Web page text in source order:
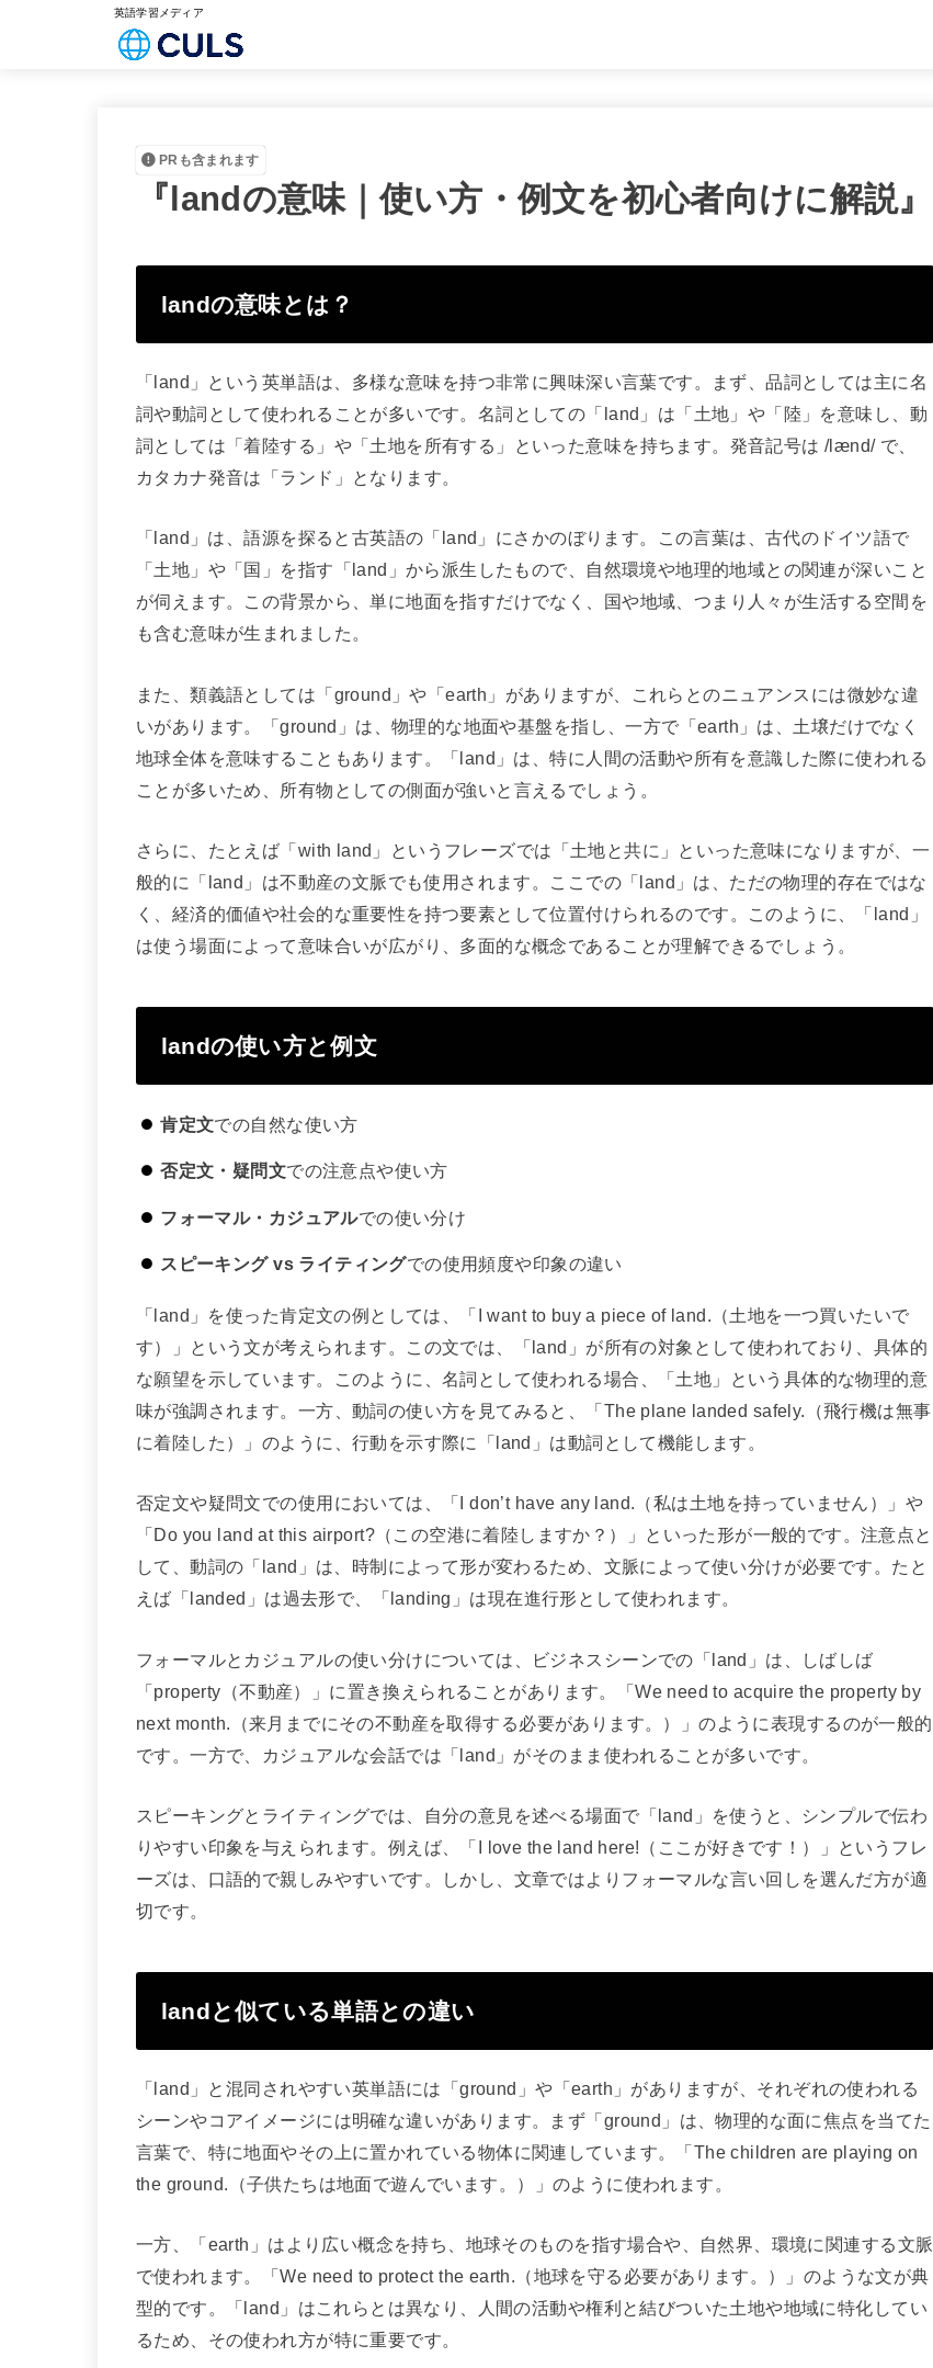
英語学習メディア
PRも含まれます
『landの意味｜使い方・例文を初心者向けに解説』
landの意味とは？
「land」という英単語は、多様な意味を持つ非常に興味深い言葉です。まず、品詞としては主に名
詞や動詞として使われることが多いです。名詞としての「land」は「土地」や「陸」を意味し、動
詞としては「着陸する」や「土地を所有する」といった意味を持ちます。発音記号は /lænd/ で、
カタカナ発音は「ランド」となります。
「land」は、語源を探ると古英語の「land」にさかのぼります。この言葉は、古代のドイツ語で
「土地」や「国」を指す「land」から派生したもので、自然環境や地理的地域との関連が深いこと
が伺えます。この背景から、単に地面を指すだけでなく、国や地域、つまり人々が生活する空間を
も含む意味が生まれました。
また、類義語としては「ground」や「earth」がありますが、これらとのニュアンスには微妙な違
いがあります。「ground」は、物理的な地面や基盤を指し、一方で「earth」は、土壌だけでなく
地球全体を意味することもあります。「land」は、特に人間の活動や所有を意識した際に使われる
ことが多いため、所有物としての側面が強いと言えるでしょう。
さらに、たとえば「with land」というフレーズでは「土地と共に」といった意味になりますが、一
般的に「land」は不動産の文脈でも使用されます。ここでの「land」は、ただの物理的存在ではな
く、経済的価値や社会的な重要性を持つ要素として位置付けられるのです。このように、「land」
は使う場面によって意味合いが広がり、多面的な概念であることが理解できるでしょう。
landの使い方と例文
肯定文での自然な使い方
否定文・疑問文での注意点や使い方
フォーマル・カジュアルでの使い分け
スピーキング vs ライティングでの使用頻度や印象の違い
「land」を使った肯定文の例としては、「I want to buy a piece of land.（土地を一つ買いたいで
す）」という文が考えられます。この文では、「land」が所有の対象として使われており、具体的
な願望を示しています。このように、名詞として使われる場合、「土地」という具体的な物理的意
味が強調されます。一方、動詞の使い方を見てみると、「The plane landed safely.（飛行機は無事
に着陸した）」のように、行動を示す際に「land」は動詞として機能します。
否定文や疑問文での使用においては、「I don’t have any land.（私は土地を持っていません）」や
「Do you land at this airport?（この空港に着陸しますか？）」といった形が一般的です。注意点と
して、動詞の「land」は、時制によって形が変わるため、文脈によって使い分けが必要です。たと
えば「landed」は過去形で、「landing」は現在進行形として使われます。
フォーマルとカジュアルの使い分けについては、ビジネスシーンでの「land」は、しばしば
「property（不動産）」に置き換えられることがあります。「We need to acquire the property by
next month.（来月までにその不動産を取得する必要があります。）」のように表現するのが一般的
です。一方で、カジュアルな会話では「land」がそのまま使われることが多いです。
スピーキングとライティングでは、自分の意見を述べる場面で「land」を使うと、シンプルで伝わ
りやすい印象を与えられます。例えば、「I love the land here!（ここが好きです！）」というフレ
ーズは、口語的で親しみやすいです。しかし、文章ではよりフォーマルな言い回しを選んだ方が適
切です。
landと似ている単語との違い
「land」と混同されやすい英単語には「ground」や「earth」がありますが、それぞれの使われる
シーンやコアイメージには明確な違いがあります。まず「ground」は、物理的な面に焦点を当てた
言葉で、特に地面やその上に置かれている物体に関連しています。「The children are playing on
the ground.（子供たちは地面で遊んでいます。）」のように使われます。
一方、「earth」はより広い概念を持ち、地球そのものを指す場合や、自然界、環境に関連する文脈
で使われます。「We need to protect the earth.（地球を守る必要があります。）」のような文が典
型的です。「land」はこれらとは異なり、人間の活動や権利と結びついた土地や地域に特化してい
るため、その使われ方が特に重要です。